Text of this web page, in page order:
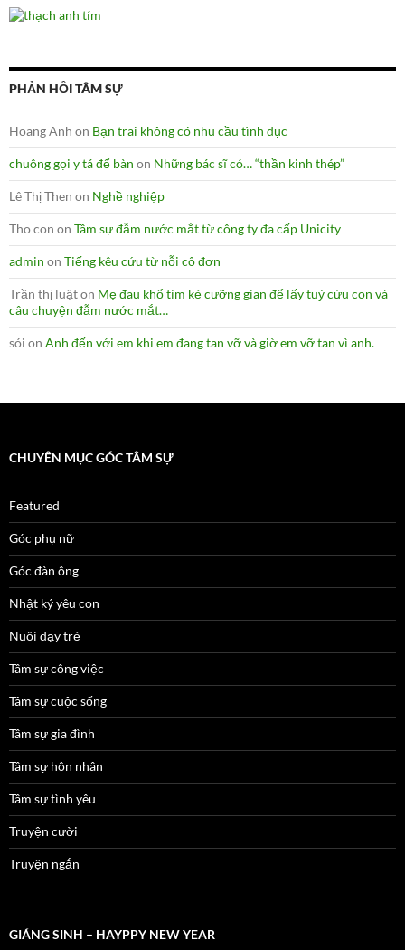
PHẢN HỒI TÂM SỰ
Hoang Anh on Bạn trai không có nhu cầu tình dục
chuông gọi y tá để bàn on Những bác sĩ có… “thần kinh thép”
Lê Thị Then on Nghề nghiệp
Tho con on Tâm sự đẫm nước mắt từ công ty đa cấp Unicity
admin on Tiếng kêu cứu từ nỗi cô đơn
Trần thị luậton Mẹ đau khổ tìm kẻ cưỡng gian để lấy tuỷ cứu con và
câu chuyện đẫm nước mắt…
sói on Anh đến với em khi em đang tan vỡ và giờ em vỡ tan vì anh.
CHUYÊN MỤC GÓC TÂM SỰ
Featured
Góc phụ nữ
Góc đàn ông
Nhật ký yêu con
Nuôi dạy trẻ
Tâm sự công việc
Tâm sự cuộc sống
Tâm sự gia đình
Tâm sự hôn nhân
Tâm sự tình yêu
Truyện cười
Truyện ngắn
GIÁNG SINH – HAYPPY NEW YEAR